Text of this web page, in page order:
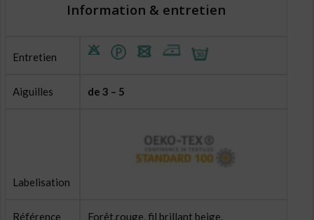
Information & entretien
Entretien
Aiguilles de 3 – 5
Labelisation
Référence Forêt,rouge, fil brillant beige.